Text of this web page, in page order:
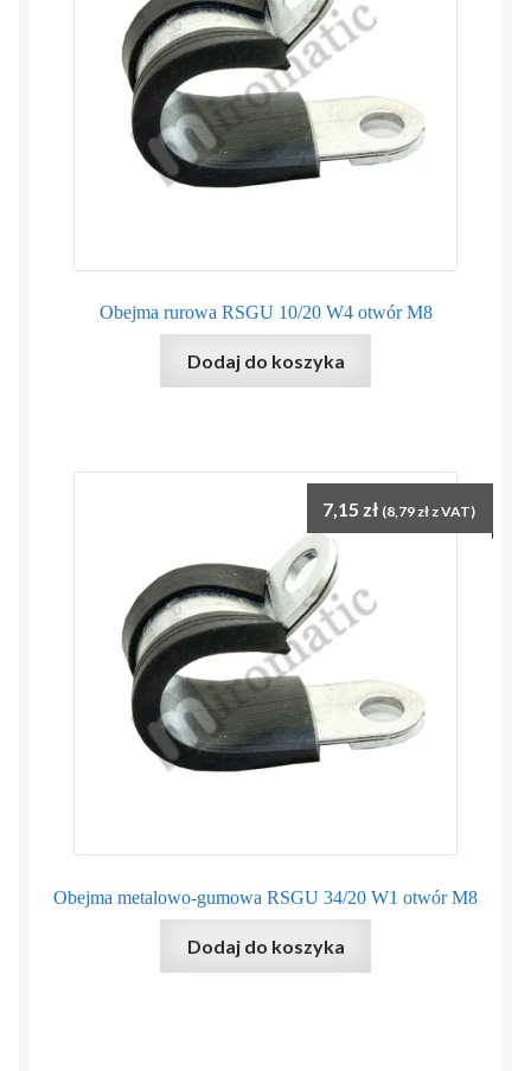
Obejma rurowa RSGU 10/20 W4 otwór M8
Dodaj do koszyka
Obejma metalowo-gumowa RSGU 34/20 W1 otwór M8
7,15 zł (8,79 zł z VAT)
Dodaj do koszyka